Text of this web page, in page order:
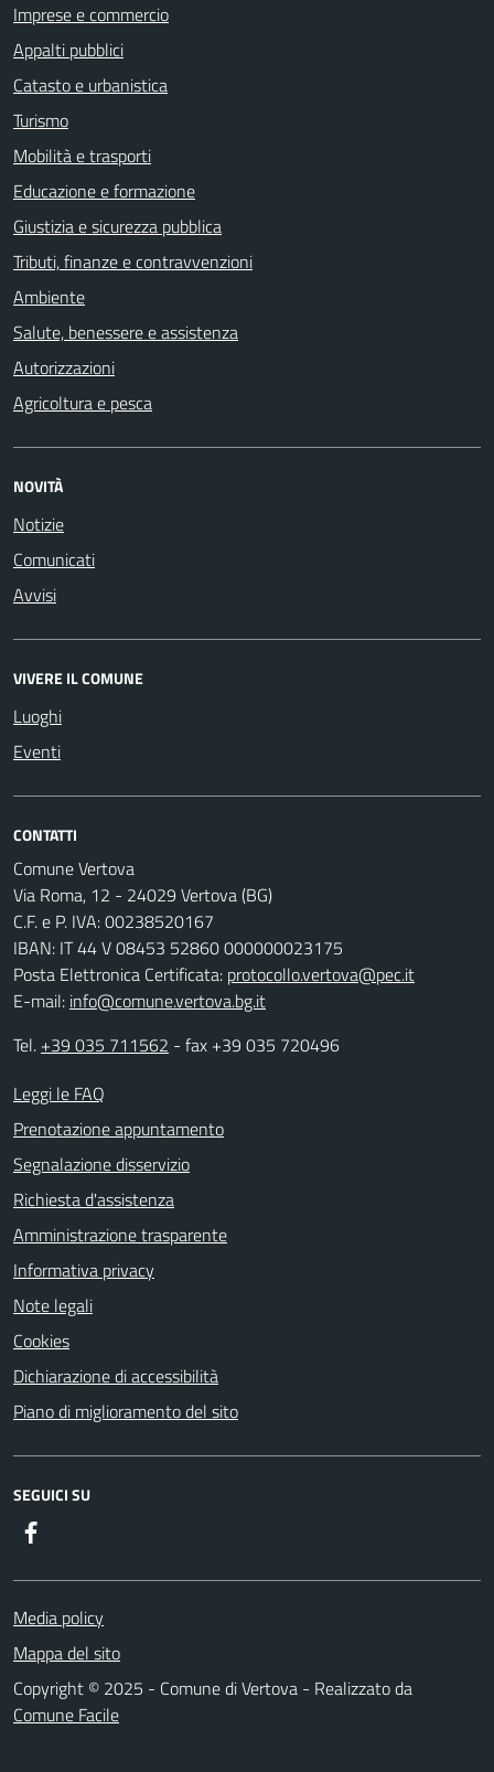
Imprese e commercio
Appalti pubblici
Catasto e urbanistica
Turismo
Mobilità e trasporti
Educazione e formazione
Giustizia e sicurezza pubblica
Tributi, finanze e contravvenzioni
Ambiente
Salute, benessere e assistenza
Autorizzazioni
Agricoltura e pesca
NOVITÀ
Notizie
Comunicati
Avvisi
VIVERE IL COMUNE
Luoghi
Eventi
CONTATTI
Comune Vertova
Via Roma, 12 - 24029 Vertova (BG)
C.F. e P. IVA: 00238520167
IBAN: IT 44 V 08453 52860 000000023175
Posta Elettronica Certificata: protocollo.vertova@pec.it
E-mail: info@comune.vertova.bg.it
Tel. +39 035 711562 - fax +39 035 720496
Leggi le FAQ
Prenotazione appuntamento
Segnalazione disservizio
Richiesta d'assistenza
Amministrazione trasparente
Informativa privacy
Note legali
Cookies
Dichiarazione di accessibilità
Piano di miglioramento del sito
SEGUICI SU
Media policy
Mappa del sito
Copyright © 2025 - Comune di Vertova - Realizzato da
Comune Facile